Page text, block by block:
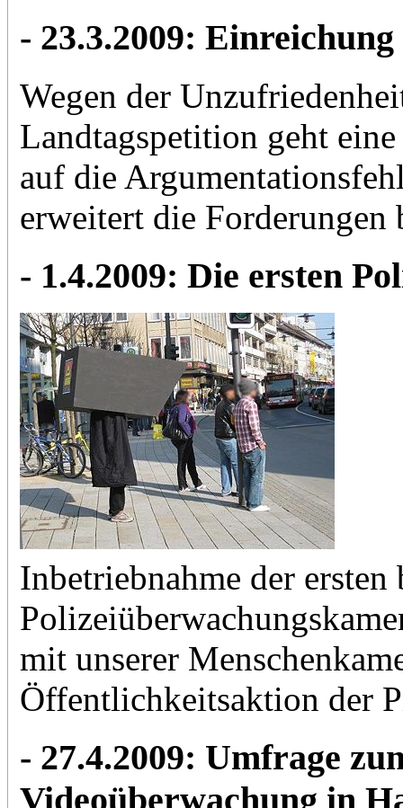
- 23.3.2009:
Wegen der
Landtagspetition geht
auf die
erweitert die Forderungen
- 1.4.2009: Die ersten
Inbetriebnahme der ersten
mit unserer
Öffentlichkeitsaktion der
- 27.4.2009: Umfrage
Videoüberwachung in